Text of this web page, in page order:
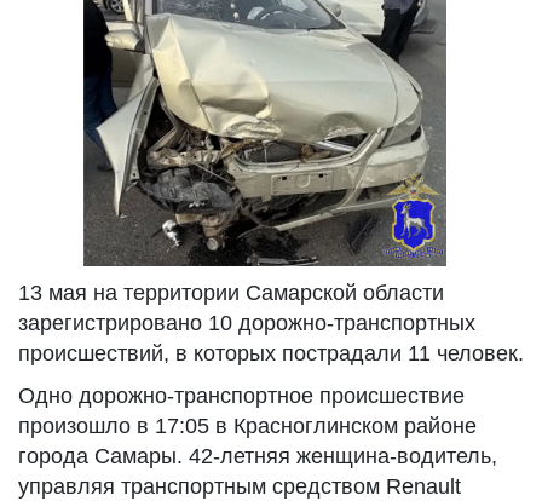
13 мая на территории Самарской области
зарегистрировано 10 дорожно-транспортных
происшествий, в которых пострадали 11 человек.
Одно дорожно-транспортное происшествие
произошло в 17:05 в Красноглинском районе
города Самары. 42-летняя женщина-водитель,
управляя транспортным средством Renault